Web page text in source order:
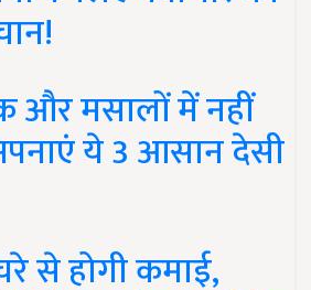
और मसालों में नहीं
ये 3 आसान देसी
से होगी कमाई,